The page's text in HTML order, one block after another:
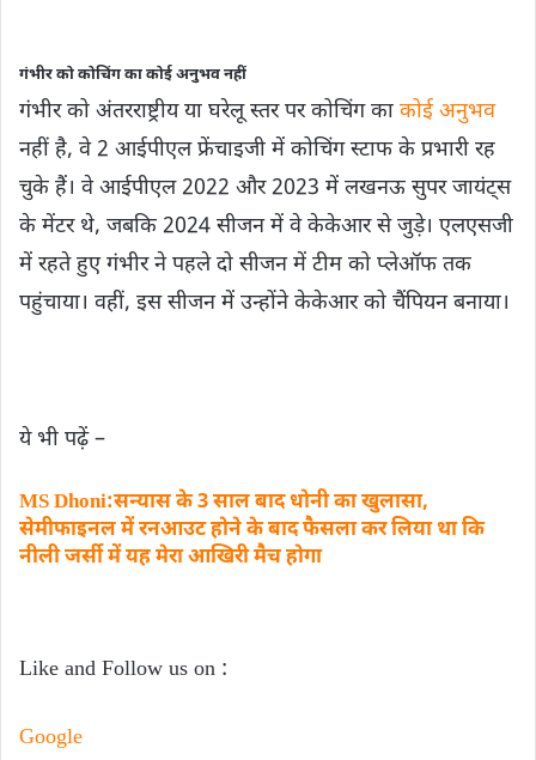
गंभीर को कोचिंग का कोई अनुभव नहीं
गंभीर को अंतरराष्ट्रीय या घरेलू स्तर पर कोचिंग का कोई अनुभव
नहीं है, वे 2 आईपीएल फ्रेंचाइजी में कोचिंग स्टाफ के प्रभारी रह
चुके हैं। वे आईपीएल 2022 और 2023 में लखनऊ सुपर जायंट्स
के मेंटर थे, जबकि 2024 सीजन में वे केकेआर से जुड़े। एलएसजी
में रहते हुए गंभीर ने पहले दो सीजन में टीम को प्लेऑफ तक
पहुंचाया। वहीं, इस सीजन में उन्होंने केकेआर को चैंपियन बनाया।
ये भी पढ़ें –
MS Dhoni:सन्यास के 3 साल बाद धोनी का खुलासा,
सेमीफाइनल में रनआउट होने के बाद फैसला कर लिया था कि
नीली जर्सी में यह मेरा आखिरी मैच होगा
Like and Follow us on :
Google